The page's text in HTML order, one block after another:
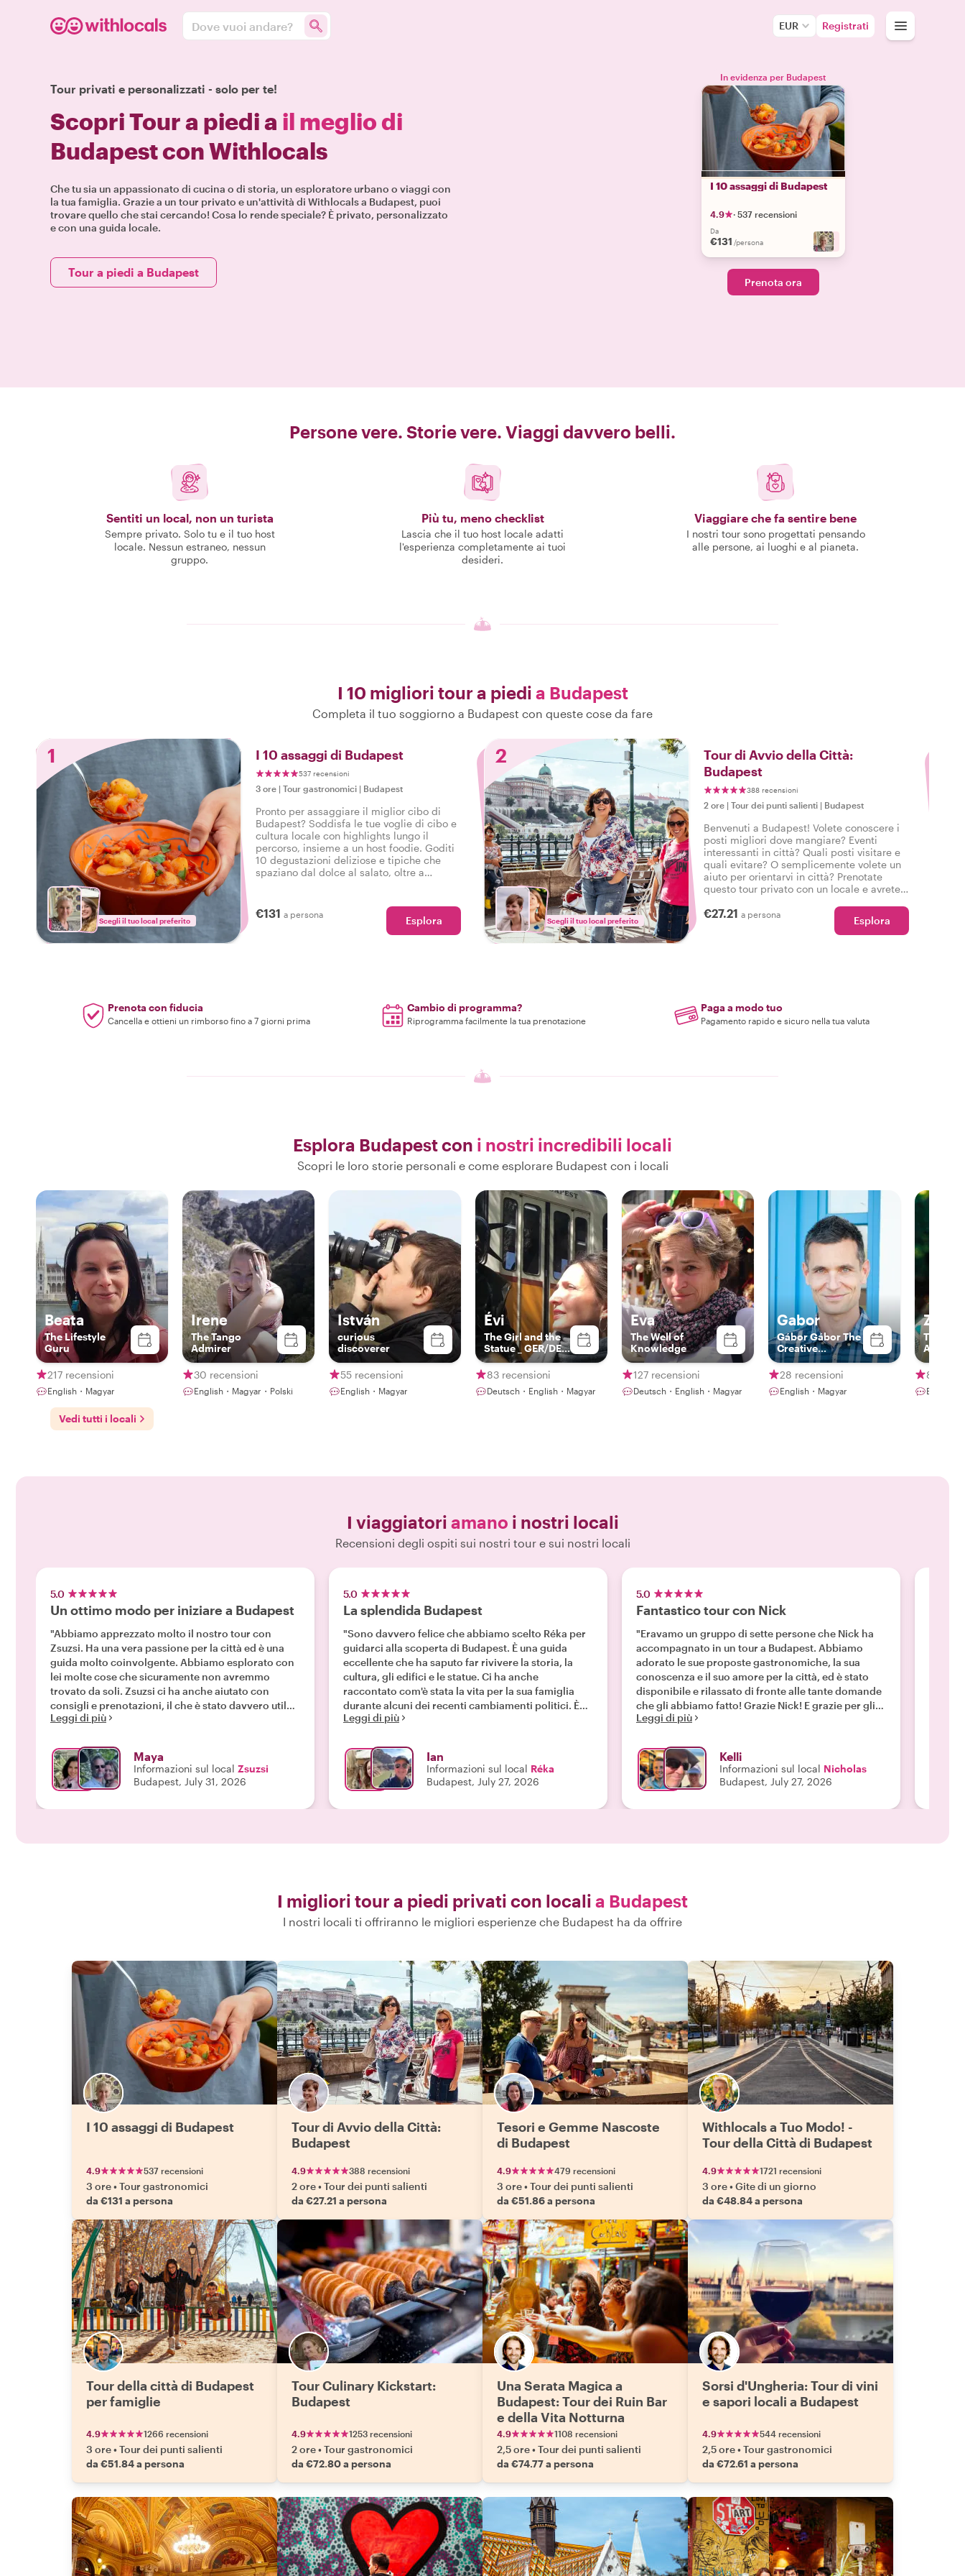
Dove vuoi andare? EUR Registrati
Tour privati e personalizzati - solo per te!
Scopri Tour a piedi a il meglio di
Budapest con Withlocals
Che tu sia un appassionato di cucina o di storia, un esploratore urbano o viaggi con
la tua famiglia. Grazie a un tour privato e un'attività di Withlocals a Budapest, puoi
trovare quello che stai cercando! Cosa lo rende speciale? È privato, personalizzato
e con una guida locale.
Tour a piedi a Budapest
In evidenza per Budapest
I 10 assaggi di Budapest
4.9 · 537 recensioni
Da
€131 /persona +7
Prenota ora
Persone vere. Storie vere. Viaggi davvero belli.
Sentiti un local, non un turista
Sempre privato. Solo tu e il tuo host
locale. Nessun estraneo, nessun
gruppo.
Più tu, meno checklist
Lascia che il tuo host locale adatti
l'esperienza completamente ai tuoi
desideri.
Viaggiare che fa sentire bene
I nostri tour sono progettati pensando
alle persone, ai luoghi e al pianeta.
I 10 migliori tour a piedi a Budapest
Completa il tuo soggiorno a Budapest con queste cose da fare
1
Scegli il tuo local preferito
I 10 assaggi di Budapest
537 recensioni
3 ore | Tour gastronomici | Budapest
Pronto per assaggiare il miglior cibo di
Budapest? Soddisfa le tue voglie di cibo e
cultura locale con highlights lungo il
percorso, insieme a un host foodie. Goditi
10 degustazioni deliziose e tipiche che
spaziano dal dolce al salato, oltre a
€131 a persona Esplora
2
Scegli il tuo local preferito
Tour di Avvio della Città:
Budapest
388 recensioni
2 ore | Tour dei punti salienti | Budapest
Benvenuti a Budapest! Volete conoscere i
posti migliori dove mangiare? Eventi
interessanti in città? Quali posti visitare e
quali evitare? O semplicemente volete un
aiuto per orientarvi in città? Prenotate
questo tour privato con un locale e avrete
iniziare il vostro viaggio in città con il
€27.21 a persona Esplora
Prenota con fiducia
Cancella e ottieni un rimborso fino a 7 giorni prima
Cambio di programma?
Riprogramma facilmente la tua prenotazione
Paga a modo tuo
Pagamento rapido e sicuro nella tua valuta
Esplora Budapest con i nostri incredibili locali
Scopri le loro storie personali e come esplorare Budapest con i locali
Beata
The Lifestyle
Guru
217 recensioni
English・Magyar
Irene
The Tango
Admirer
30 recensioni
English・Magyar・Polski
István
curious
discoverer
55 recensioni
English・Magyar
Évi
The Girl and the
Statue _ GER/DE
Tours!, Licensed
German-
speaking Tour
Guide
83 recensioni
Deutsch・English・Magyar
Eva
The Well of
Knowledge
127 recensioni
Deutsch・English・Magyar
Gabor
Gábor Gábor The
Creative
Photographer-
Guide
28 recensioni
English・Magyar
Zsofia
The
85
English
Vedi tutti i locali
I viaggiatori amano i nostri locali
Recensioni degli ospiti sui nostri tour e sui nostri locali
5.0
Un ottimo modo per iniziare a Budapest
"Abbiamo apprezzato molto il nostro tour con
Zsuzsi. Ha una vera passione per la città ed è una
guida molto coinvolgente. Abbiamo esplorato con
lei molte cose che sicuramente non avremmo
trovato da soli. Zsuzsi ci ha anche aiutato con
consigli e prenotazioni, il che è stato davvero utile.
Grazie per questa fantastica prima giornata a
Leggi di più
Maya
Informazioni sul local Zsuzsi
Budapest, July 31, 2026
5.0
La splendida Budapest
"Sono davvero felice che abbiamo scelto Réka per
guidarci alla scoperta di Budapest. È una guida
eccellente che ha saputo far rivivere la storia, la
cultura, gli edifici e le statue. Ci ha anche
raccontato com'è stata la vita per la sua famiglia
durante alcuni dei recenti cambiamenti politici. È
stato un tour fantastico e consiglio vivamente
Leggi di più
Ian
Informazioni sul local Réka
Budapest, July 27, 2026
5.0
Fantastico tour con Nick
"Eravamo un gruppo di sette persone che Nick ha
accompagnato in un tour a Budapest. Abbiamo
adorato le sue proposte gastronomiche, la sua
conoscenza e il suo amore per la città, ed è stato
disponibile e rilassato di fronte alle tante domande
che gli abbiamo fatto! Grazie Nick! E grazie per gli
ottimi consigli sui posti dove mangiare!!"
Leggi di più
Kelli
Informazioni sul local Nicholas
Budapest, July 27, 2026
I migliori tour a piedi privati con locali a Budapest
I nostri locali ti offriranno le migliori esperienze che Budapest ha da offrire
I 10 assaggi di Budapest
4.9 537 recensioni
3 ore•Tour gastronomici
da €131 a persona
Tour di Avvio della Città:
Budapest
4.9 388 recensioni
2 ore•Tour dei punti salienti
da €27.21 a persona
Tesori e Gemme Nascoste
di Budapest
4.9 479 recensioni
3 ore•Tour dei punti salienti
da €51.86 a persona
Withlocals a Tuo Modo! -
Tour della Città di Budapest
4.9 1721 recensioni
3 ore•Gite di un giorno
da €48.84 a persona
Tour della città di Budapest
per famiglie
4.9 1266 recensioni
3 ore•Tour dei punti salienti
da €51.84 a persona
Tour Culinary Kickstart:
Budapest
4.9 1253 recensioni
2 ore•Tour gastronomici
da €72.80 a persona
Una Serata Magica a
Budapest: Tour dei Ruin Bar
e della Vita Notturna
4.9 1108 recensioni
2,5 ore•Tour dei punti salienti
da €74.77 a persona
Sorsi d'Ungheria: Tour di vini
e sapori locali a Budapest
4.9 544 recensioni
2,5 ore•Tour gastronomici
da €72.61 a persona